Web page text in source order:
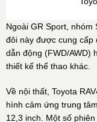
Ngoài GR Sport, nhóm
đôi này được cung cấp
dẫn động (FWD/AWD)
thiết kế thể thao khác.
Về nội thất, Toyota
hình cảm ứng trung
12,3 inch. Một số